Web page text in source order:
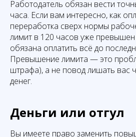
Работодатель обязан вести
часа. Если вам интересно, как
переработка сверх нормы
лимит в 120 часов уже
обязана оплатить всё до
Превышение лимита — это
штрафа), а не повод лишать вас
денег.
Деньги или отгул
Вы имеете право заменить